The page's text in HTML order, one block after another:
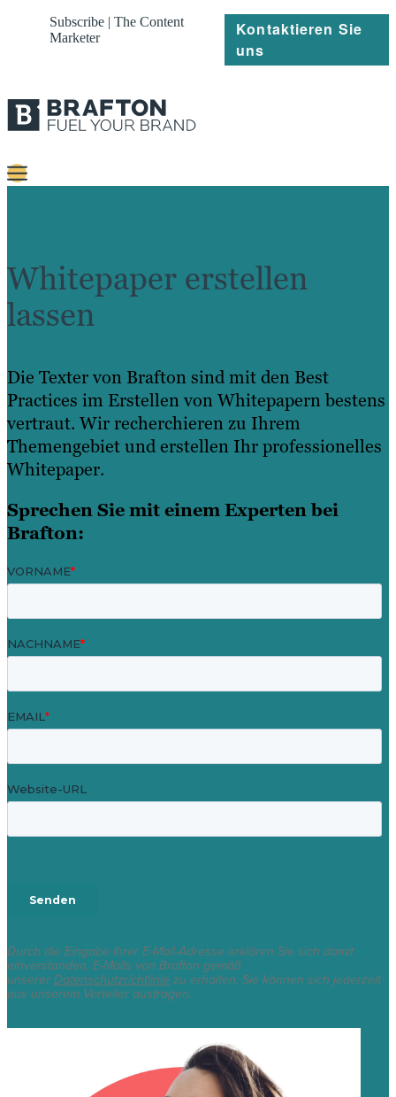
Subscribe | The Content
Marketer
Kontaktieren Sie
uns
Platforms
Referenzen
Ressourcen
Whitepaper erstellen
lassen
Die Texter von Brafton sind mit den Best
Practices im Erstellen von Whitepapern bestens
vertraut. Wir recherchieren zu Ihrem
Themengebiet und erstellen Ihr professionelles
Whitepaper.
Sprechen Sie mit einem Experten bei
Brafton:
Durch die Eingabe Ihrer E-Mail-Adresse erklären Sie sich damit
einverstanden, E-Mails von Brafton gemäß
unsererDatenschutzrichtlinie zu erhalten. Sie können sich jederzeit
aus unserem Verteiler austragen.